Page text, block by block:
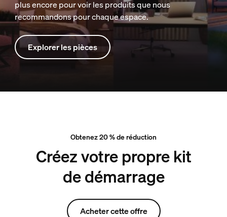
plus encore pour voir les produits que nous
recommandons pour chaque espace.
Explorer les pièces
Obtenez 20 % de réduction
Créez votre propre kit
de démarrage
Acheter cette offre